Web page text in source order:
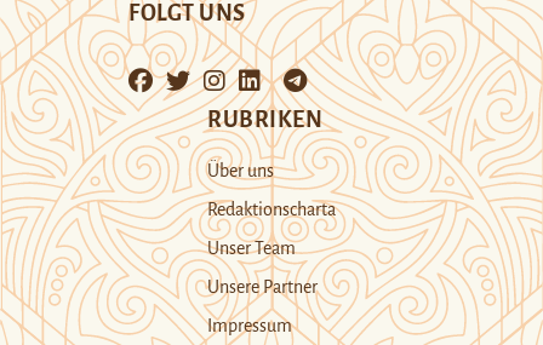
FOLGT UNS
RUBRIKEN
Über uns
Redaktionscharta
Unser Team
Unsere Partner
Impressum